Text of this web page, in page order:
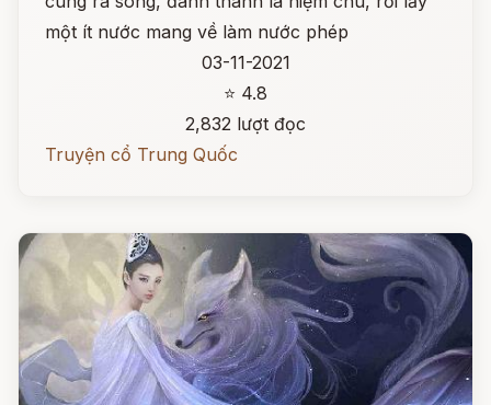
một ít nước mang về làm nước phép
03-11-2021
⭐ 4.8
2,832 lượt đọc
Truyện cổ Trung Quốc